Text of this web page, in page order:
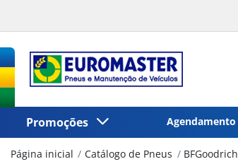
Promoções Agendamento
Página inicial Catálogo de Pneus BFGoodrich